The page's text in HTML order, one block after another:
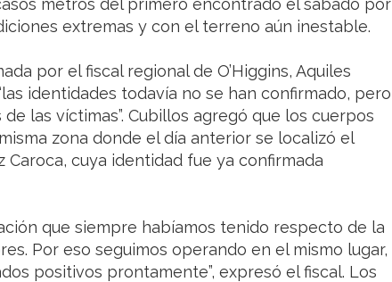
metros del primero encontrado el sábado por
extremas y con el terreno aún inestable.
por el fiscal regional de O’Higgins, Aquiles
identidades todavía no se han confirmado, pero
las víctimas”. Cubillos agregó que los cuerpos
zona donde el día anterior se localizó el
Caroca, cuya identidad fue ya confirmada
que siempre habíamos tenido respecto de la
Por eso seguimos operando en el mismo lugar,
positivos prontamente”, expresó el fiscal. Los